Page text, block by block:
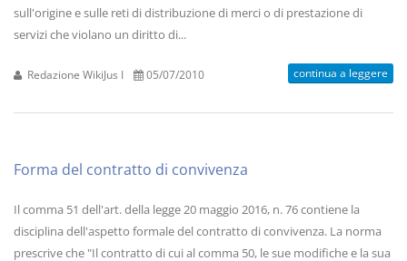
sull'origine e sulle reti di distribuzione di merci o di prestazione di
servizi che violano un diritto di...
Redazione WikiJus I 05/07/2010 continua a leggere
Forma del contratto di convivenza
Il comma 51 dell'art. della legge 20 maggio 2016, n. 76 contiene la
disciplina dell'aspetto formale del contratto di convivenza. La norma
prescrive che "Il contratto di cui al comma 50, le sue modifiche e la sua